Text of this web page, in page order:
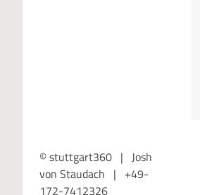
© stuttgart360 | Josh
von Staudach | +49-
172-7412326